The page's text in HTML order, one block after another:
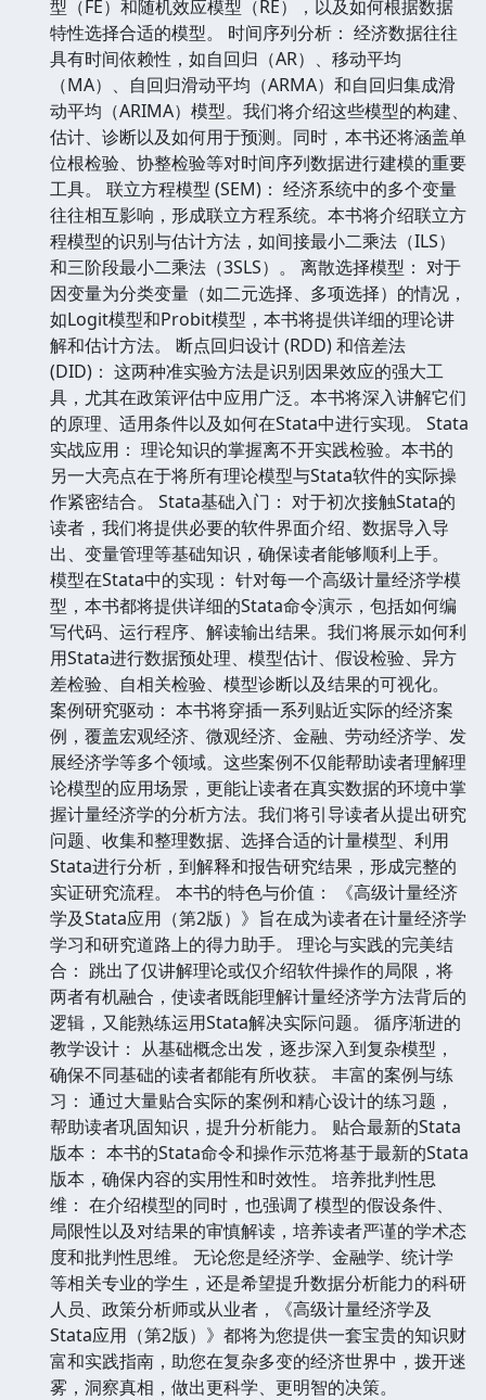
型（FE）和随机效应模型（RE），以及如何根据数据
特性选择合适的模型。 时间序列分析： 经济数据往往
具有时间依赖性，如自回归（AR）、移动平均
（MA）、自回归滑动平均（ARMA）和自回归集成滑
动平均（ARIMA）模型。我们将介绍这些模型的构建、
估计、诊断以及如何用于预测。同时，本书还将涵盖单
位根检验、协整检验等对时间序列数据进行建模的重要
工具。 联立方程模型 (SEM)： 经济系统中的多个变量
往往相互影响，形成联立方程系统。本书将介绍联立方
程模型的识别与估计方法，如间接最小二乘法（ILS）
和三阶段最小二乘法（3SLS）。 离散选择模型： 对于
因变量为分类变量（如二元选择、多项选择）的情况，
如Logit模型和Probit模型，本书将提供详细的理论讲
解和估计方法。 断点回归设计 (RDD) 和倍差法
(DID)： 这两种准实验方法是识别因果效应的强大工
具，尤其在政策评估中应用广泛。本书将深入讲解它们
的原理、适用条件以及如何在Stata中进行实现。 Stata
实战应用： 理论知识的掌握离不开实践检验。本书的
另一大亮点在于将所有理论模型与Stata软件的实际操
作紧密结合。 Stata基础入门： 对于初次接触Stata的
读者，我们将提供必要的软件界面介绍、数据导入导
出、变量管理等基础知识，确保读者能够顺利上手。
模型在Stata中的实现： 针对每一个高级计量经济学模
型，本书都将提供详细的Stata命令演示，包括如何编
写代码、运行程序、解读输出结果。我们将展示如何利
用Stata进行数据预处理、模型估计、假设检验、异方
差检验、自相关检验、模型诊断以及结果的可视化。
案例研究驱动： 本书将穿插一系列贴近实际的经济案
例，覆盖宏观经济、微观经济、金融、劳动经济学、发
展经济学等多个领域。这些案例不仅能帮助读者理解理
论模型的应用场景，更能让读者在真实数据的环境中掌
握计量经济学的分析方法。我们将引导读者从提出研究
问题、收集和整理数据、选择合适的计量模型、利用
Stata进行分析，到解释和报告研究结果，形成完整的
实证研究流程。 本书的特色与价值： 《高级计量经济
学及Stata应用（第2版）》旨在成为读者在计量经济学
学习和研究道路上的得力助手。 理论与实践的完美结
合： 跳出了仅讲解理论或仅介绍软件操作的局限，将
两者有机融合，使读者既能理解计量经济学方法背后的
逻辑，又能熟练运用Stata解决实际问题。 循序渐进的
教学设计： 从基础概念出发，逐步深入到复杂模型，
确保不同基础的读者都能有所收获。 丰富的案例与练
习： 通过大量贴合实际的案例和精心设计的练习题，
帮助读者巩固知识，提升分析能力。 贴合最新的Stata
版本： 本书的Stata命令和操作示范将基于最新的Stata
版本，确保内容的实用性和时效性。 培养批判性思
维： 在介绍模型的同时，也强调了模型的假设条件、
局限性以及对结果的审慎解读，培养读者严谨的学术态
度和批判性思维。 无论您是经济学、金融学、统计学
等相关专业的学生，还是希望提升数据分析能力的科研
人员、政策分析师或从业者，《高级计量经济学及
Stata应用（第2版）》都将为您提供一套宝贵的知识财
富和实践指南，助您在复杂多变的经济世界中，拨开迷
雾，洞察真相，做出更科学、更明智的决策。